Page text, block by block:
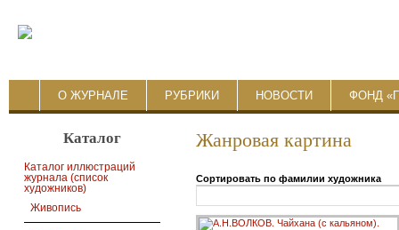
О ЖУРНАЛЕ РУБРИКИ НОВОСТИ ФОНД
Каталог
Каталог иллюстраций
журнала (список
художников)
Живопись
Жанровая картина
Сортировать по фамилии художника